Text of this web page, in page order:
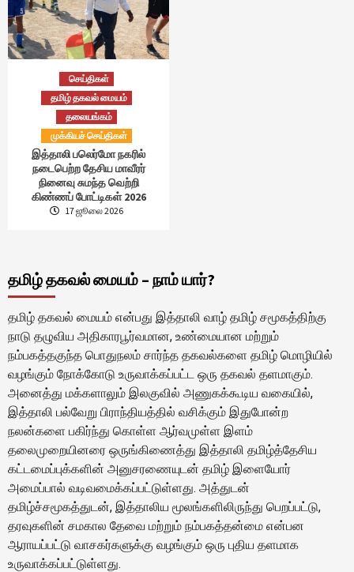
செய்திகள்
தமிழ் தகவல் மையம்
தலையங்கம்
முக்கியச் செய்திகள்
இத்தாலி பலெர்மோ நகரில்
நடைபெற்ற தேசிய மாவீரர்
நினைவு சுமந்த வெற்றி
கிண்ணப் போட்டிகள் 2026
17 ஜூலை 2026
தமிழ் தகவல் மையம் – நாம் யார்?
தமிழ் தகவல் மையம் என்பது இத்தாலி வாழ் தமிழ் சமூகத்திற்கு
நாடு தழுவிய அதிகாரபூர்வமான, உண்மையான மற்றும்
நம்பகத்தகுந்த பொதுநலம் சார்ந்த தகவல்களை தமிழ் மொழியில்
வழங்கும் நோக்கோடு உருவாக்கப்பட்ட ஒரு தகவல் தளமாகும்.
அனைத்து மக்களாலும் இலகுவில் அணுகக்கூடிய வகையில்,
இத்தாலி பல்வேறு பிராந்தியத்தில் வசிக்கும் இதுபோன்ற
நலன்களை பகிர்ந்து கொள்ள ஆர்வமுள்ள இளம்
தலைமுறையினரை ஒருங்கிணைத்து இத்தாலி தமிழ்த்தேசிய
கட்டமைப்புக்களின் அனுசரணையுடன் தமிழ் இளையோர்
அமைப்பால் வடிவமைக்கப்பட்டுள்ளது. அத்துடன்
தமிழ்ச்சமூகத்துடன், இத்தாலிய மூலங்களிலிருந்து பெறப்பட்டு,
தரவுகளின் சமகால தேவை மற்றும் நம்பகத்தன்மை என்பன
ஆராயப்பட்டு வாசகர்களுக்கு வழங்கும் ஒரு புதிய தளமாக
உருவாக்கப்பட்டுள்ளது.